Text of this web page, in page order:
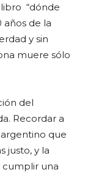
“dónde
años de la
y sin
muere sólo
del
Recordar a
que
justo, y la
cumplir una